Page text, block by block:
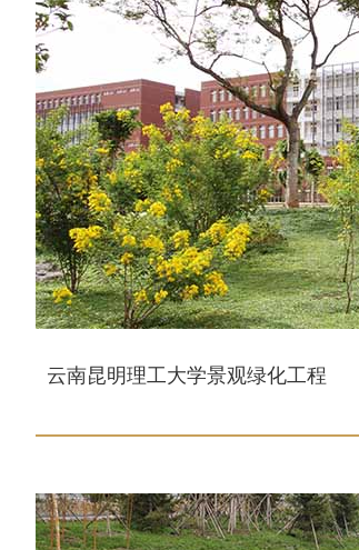
云南昆明理工大学景观绿化工程